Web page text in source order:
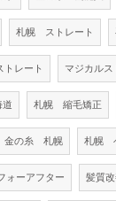
札幌 ストレート
トレート マジカル
道 札幌 縮毛矯正
金の糸 札幌 札幌
ォーアフター 髪質